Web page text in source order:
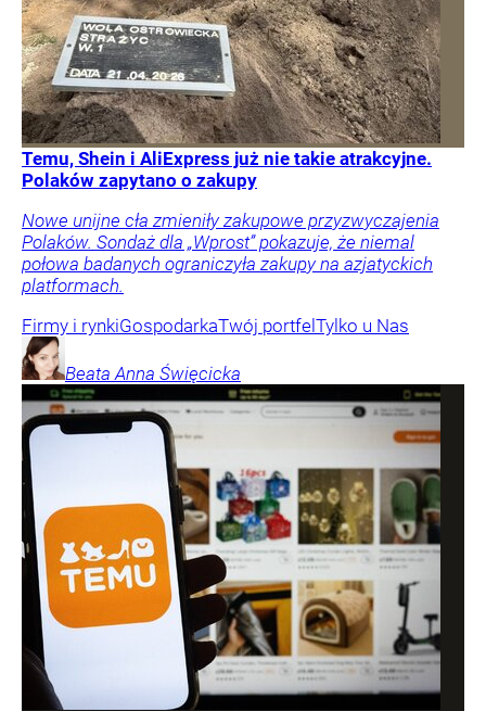
Temu, Shein i AliExpress już nie takie atrakcyjne.
Polaków zapytano o zakupy
Nowe unijne cła zmieniły zakupowe przyzwyczajenia
Polaków. Sondaż dla „Wprost” pokazuje, że niemal
połowa badanych ograniczyła zakupy na azjatyckich
platformach.
Firmy i rynkiGospodarkaTwój portfel Tylko u Nas
Beata Anna Święcicka